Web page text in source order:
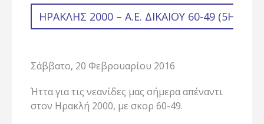
ΗΡΑΚΛΉΣ 2000 – Α.Ε. ΔΙΚΑΊΟΥ 60-49 (5Η
Σάββατο, 20 Φεβρουαρίου 2016
Ήττα για τις νεανίδες μας σήμερα απέναντι
στον Ηρακλή 2000, με σκορ 60-49.